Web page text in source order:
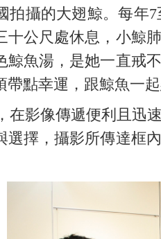
拍攝的大翅鯨。每
十公尺處休息，小鯨
鯨魚湯，是她一直戒
點幸運，跟鯨魚一
影像傳遞便利且迅
選擇，攝影所傳達框